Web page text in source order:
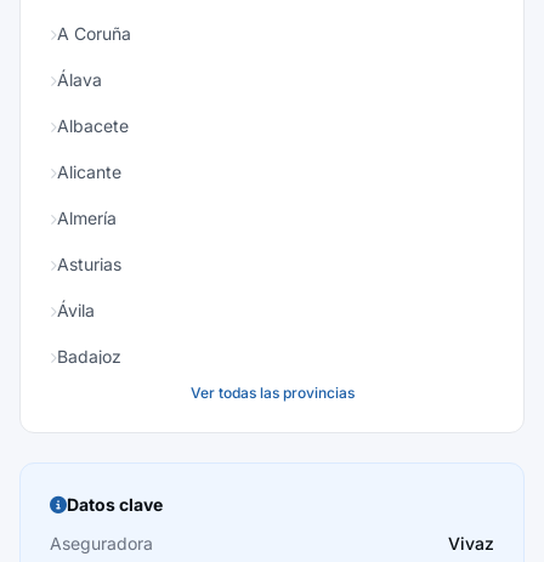
A Coruña
Álava
Albacete
Alicante
Almería
Asturias
Ávila
Badajoz
Burgos
Cáceres
Ver todas las provincias
Datos clave
Aseguradora
Vivaz